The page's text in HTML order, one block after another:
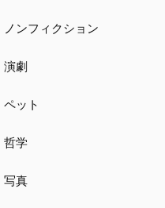
ノンフィクション
演劇
ペット
哲学
写真